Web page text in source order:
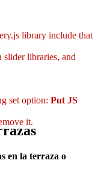
library include that
slider libraries, and
set option: Put JS
it.
en la terraza o